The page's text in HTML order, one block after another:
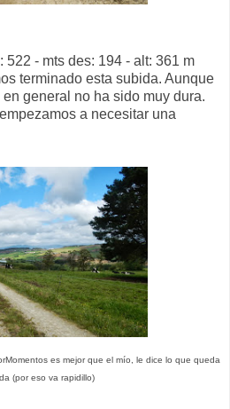
522 - mts des: 194 - alt: 361 m
terminado esta subida. Aunque
general no ha sido muy dura.
a necesitar una
es mejor que el mío, le dice lo que queda
(por eso va rapidillo)